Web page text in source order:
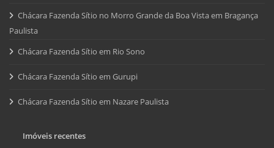
Chácara Fazenda Sítio no Morro Grande da Boa Vista em Bragança
Paulista
Chácara Fazenda Sítio em Rio Sono
Chácara Fazenda Sítio em Gurupi
Chácara Fazenda Sítio em Nazare Paulista
Imóveis recentes